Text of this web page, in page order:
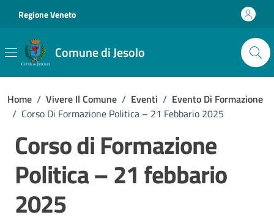
Regione Veneto
Comune di Jesolo
Home / Vivere Il Comune / Eventi / Evento Di Formazione
/ Corso Di Formazione Politica – 21 Febbario 2025
Corso di Formazione
Politica – 21 febbario
2025